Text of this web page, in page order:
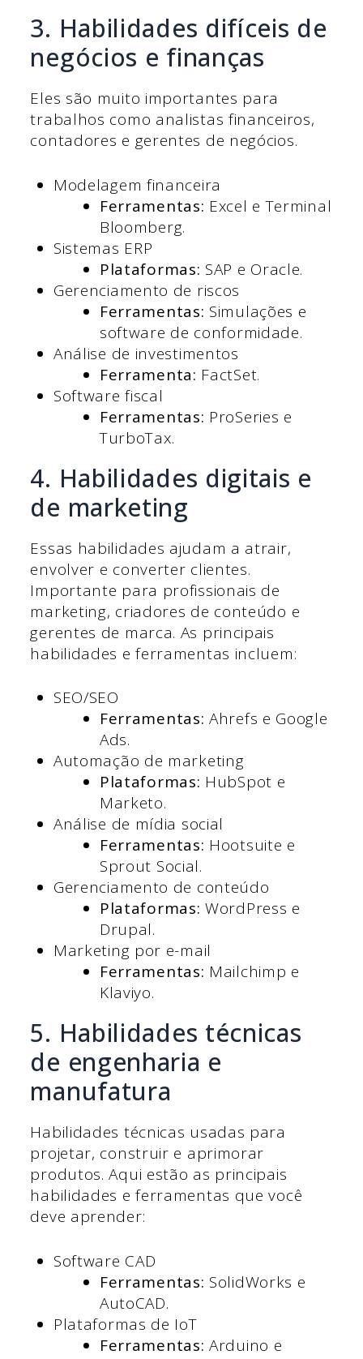
3. Habilidades difíceis de
negócios e finanças
Eles são muito importantes para
trabalhos como analistas financeiros,
contadores e gerentes de negócios.
Modelagem financeira
Ferramentas: Excel e Terminal
Bloomberg.
Sistemas ERP
Plataformas: SAP e Oracle.
Gerenciamento de riscos
Ferramentas: Simulações e
software de conformidade.
Análise de investimentos
Ferramenta: FactSet.
Software fiscal
Ferramentas: ProSeries e
TurboTax.
4. Habilidades digitais e
de marketing
Essas habilidades ajudam a atrair,
envolver e converter clientes.
Importante para profissionais de
marketing, criadores de conteúdo e
gerentes de marca. As principais
habilidades e ferramentas incluem:
SEO/SEO
Ferramentas:Ahrefs e Google
Ads.
Automação de marketing
Plataformas: HubSpot e
Marketo.
Análise de mídia social
Ferramentas: Hootsuite e
Sprout Social.
Gerenciamento de conteúdo
Plataformas:WordPress e
Drupal.
Marketing por e-mail
Ferramentas: Mailchimp e
Klaviyo.
5. Habilidades técnicas
de engenharia e
manufatura
Habilidades técnicas usadas para
projetar, construir e aprimorar
produtos. Aqui estão as principais
habilidades e ferramentas que você
deve aprender:
Software CAD
Ferramentas: SolidWorks e
AutoCAD.
Plataformas de IoT
Ferramentas: Arduino e